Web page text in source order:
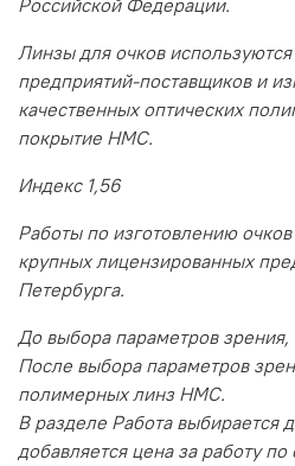
Российской Федерации.
Линзы для очков
предприятий-поставщиков и
качественных оптических
покрытие HMC.
Индекс 1,56
Работы по изготовлению
крупных лицензированных
Петербурга.
До выбора параметров зрения,
После выбора параметров
полимерных линз HMC.
В разделе Работа выбирается
добавляется цена за работу